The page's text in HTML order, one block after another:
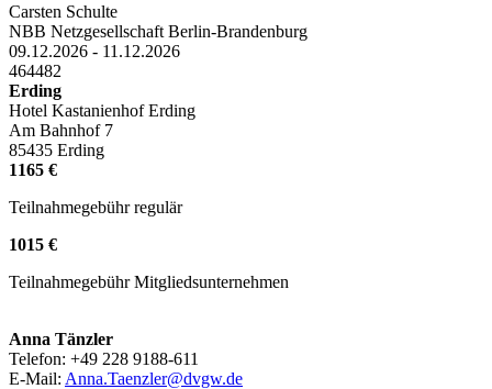
Carsten Schulte
NBB Netzgesellschaft Berlin-Brandenburg
09.12.2026 - 11.12.2026
464482
Erding
Hotel Kastanienhof Erding
Am Bahnhof 7
85435 Erding
1165 €
Teilnahmegebühr regulär
1015 €
Teilnahmegebühr Mitgliedsunternehmen
Anna Tänzler
Telefon: +49 228 9188-611
E-Mail: Anna.Taenzler@dvgw.de